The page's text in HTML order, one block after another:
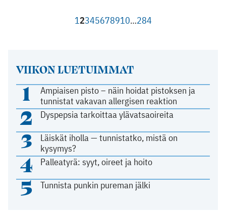
12345678910…284
VIIKON LUETUIMMAT
1
Ampiaisen pisto – näin hoidat pistoksen ja
tunnistat vakavan allergisen reaktion
2 Dyspepsia tarkoittaa ylävatsaoireita
3
Läiskät iholla — tunnistatko, mistä on
kysymys?
4 Palleatyrä: syyt, oireet ja hoito
5 Tunnista punkin pureman jälki